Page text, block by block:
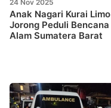
24 Nov 2025
Anak Nagari Kurai Limo
Jorong Peduli Bencana
Alam Sumatera Barat